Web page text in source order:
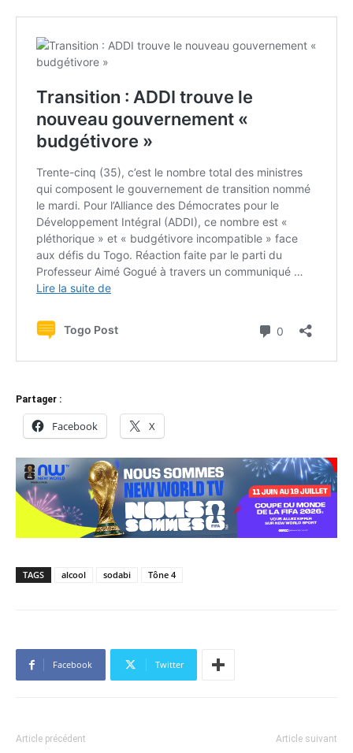
Partager :
Facebook X
TAGS alcool sodabi Tône 4
Facebook Twitter
Article précédent Article suivant